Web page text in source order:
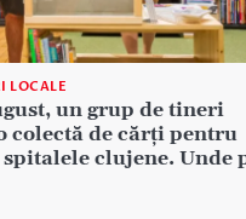
LOCALE
un grup de tineri
colectă de cărți pentru
clujene. Unde